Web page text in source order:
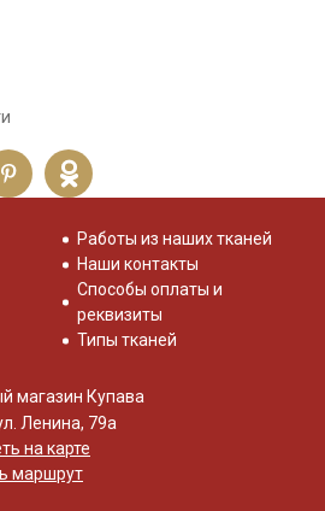
Работы из наших тканей
Наши контакты
Способы оплаты и
реквизиты
Типы тканей
магазин Купава
Ленина, 79а
на карте
маршрут